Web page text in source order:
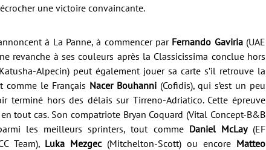
une victoire convaincante.
à La Panne, à commencer par Fernando Gaviria(UAE
revanche à ses couleurs après la Classicissima conclue hors
Alpecin) peut également jouer sa carte s’il retrouve la
comme le Français Nacer Bouhanni(Cofidis), qui s’est un peu
terminé hors des délais sur Tirreno-Adriatico. Cette épreuve
tout cas. Son compatriote Bryan Coquard (Vital Concept-B&B
les meilleurs sprinters, tout commeDaniel McLay(EF
Team), Luka Mezgec(Mitchelton-Scott) ou encore Matteo